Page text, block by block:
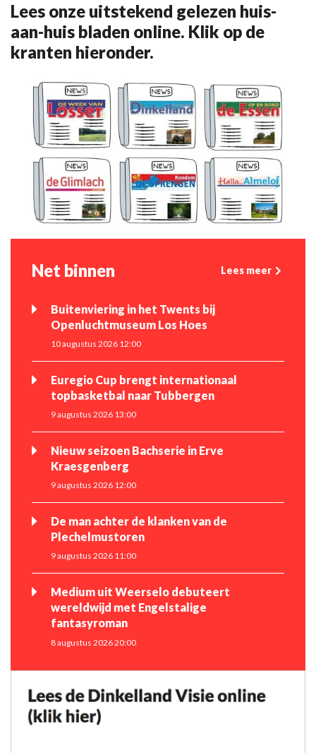
Lees onze uitstekend gelezen huis-
aan-huis bladen online. Klik op de
kranten hieronder.
Net binnen Lees meer
Buitenviering in het Twents bij
Openluchtmuseum Los Hoes
10 augustus 2026 12:00
Euregio Cup brengt internationaal
topbasketbal naar Tubbergen
9 augustus 2026 13:00
Nieuw seizoen Bachserie in Erve
Kraesgenberg
9 augustus 2026 12:00
De man achter de klanken van de
Plechelmustoren
9 augustus 2026 11:00
Medium uit Weerselo debuteert
wereldwijd met Engelstalige
fantasyroman
8 augustus 2026 20:00